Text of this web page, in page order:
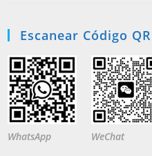
Escanear Código QR
WhatsApp WeChat